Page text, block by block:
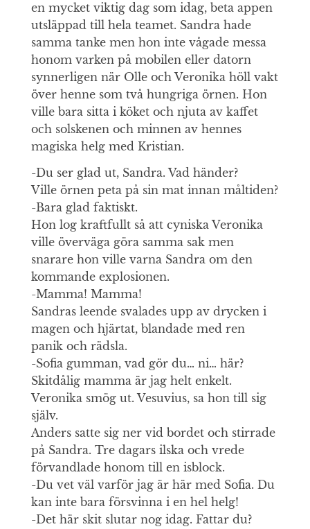
en mycket viktig dag som idag, beta appen
utsläppad till hela teamet. Sandra hade
samma tanke men hon inte vågade messa
honom varken på mobilen eller datorn
synnerligen när Olle och Veronika höll vakt
över henne som två hungriga örnen. Hon
ville bara sitta i köket och njuta av kaffet
och solskenen och minnen av hennes
magiska helg med Kristian.
-Du ser glad ut, Sandra. Vad händer?
Ville örnen peta på sin mat innan måltiden?
-Bara glad faktiskt.
Hon log kraftfullt så att cyniska Veronika
ville överväga göra samma sak men
snarare hon ville varna Sandra om den
kommande explosionen.
-Mamma! Mamma!
Sandras leende svalades upp av drycken i
magen och hjärtat, blandade med ren
panik och rädsla.
-Sofia gumman, vad gör du… ni… här?
Skitdålig mamma är jag helt enkelt.
Veronika smög ut. Vesuvius, sa hon till sig
själv.
Anders satte sig ner vid bordet och stirrade
på Sandra. Tre dagars ilska och vrede
förvandlade honom till en isblock.
-Du vet väl varför jag är här med Sofia. Du
kan inte bara försvinna i en hel helg!
-Det här skit slutar nog idag. Fattar du?